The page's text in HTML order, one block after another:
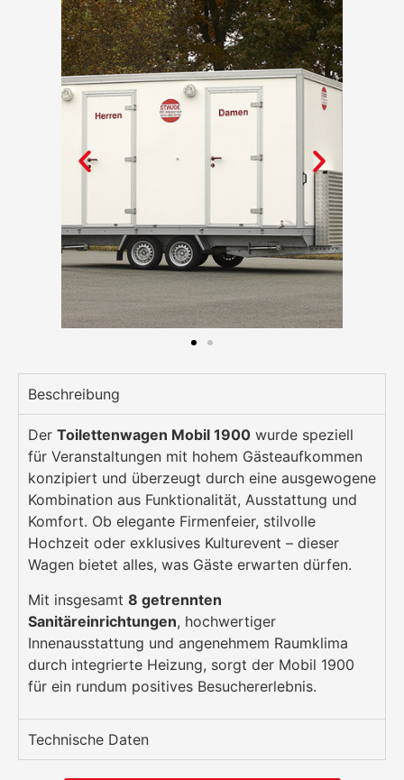
Beschreibung
Der Toilettenwagen Mobil 1900 wurde speziell
für Veranstaltungen mit hohem Gästeaufkommen
konzipiert und überzeugt durch eine ausgewogene
Kombination aus Funktionalität, Ausstattung und
Komfort. Ob elegante Firmenfeier, stilvolle
Hochzeit oder exklusives Kulturevent – dieser
Wagen bietet alles, was Gäste erwarten dürfen.
Mit insgesamt 8 getrennten
Sanitäreinrichtungen, hochwertiger
Innenausstattung und angenehmem Raumklima
durch integrierte Heizung, sorgt der Mobil 1900
für ein rundum positives Besuchererlebnis.
Technische Daten